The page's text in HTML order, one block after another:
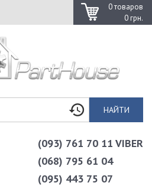
0 товаров
0 грн.
НАЙТИ
(093) 761 70 11 VIBER
(068) 795 61 04
(095) 443 75 07